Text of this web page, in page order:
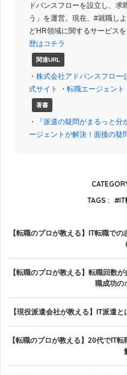
ドバンスフローを設立し、求
う」を運営。現在、#就職し
どHR領域に関するサービスを
歴はコチラ
関連URL
・ 株式会社アドバンスフロー
式サイト
・ 転職エージェント
著書
・ 『派遣の疑問がまるっと分
ージェントが解決！面接の疑
TAGS :
IT
【転職のプロが教える】IT転職で
【転職のプロが教える】転職回数
職成功の
【現役派遣会社が教える】IT派遣
【転職のプロが教える】20代でIT